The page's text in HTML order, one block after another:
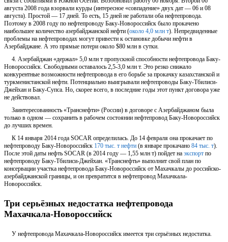
августа 2008 года взорвали курды (интересное «совпадение» двух дат — 06 и 08
августа). Простой — 17 дней. То есть, 15 дней не работали оба нефтепровода.
Поэтому в 2008 году по нефтепроводу Баку-Новороссийск было прокачено
наибольшее количество азербайджанской нефти (около 4,0 млн т). Непредвиденные
проблемы на нефтепроводах могут привести к остановке добычи нефти в
Азербайджане. А это прямые потери около $80 млн в сутки.
4. Азербайджан «держал» 5,0 млн т пропускной способности нефтепровода Баку-
Новороссийск. Свободными оставалось 2,5-3,0 млн т. Это резко снижало
конкурентные возможности нефтепровода в его борьбе за прокачку казахстанской и
туркменистанской нефти. Потенциально выигрывали нефтепроводы Баку-Тбилиси-
Джейхан и Баку-Супса. Но, скорее всего, в последние годы этот пункт договора уже
не действовал.
Заинтересованность «Транснефти» (России) в договоре с Азербайджаном была
только в одном — сохранить в рабочем состоянии нефтепровод Баку-Новороссийск
до лучших времен.
К 14 января 2014 года SOCAR определилась. До 14 февраля она прокачает по
нефтепроводу Баку-Новороссийск 170 тыс. т нефти (в январе прокачано 84 тыс. т).
После этой даты нефть SOCAR (в 2014 году — 1,55 млн т) пойдет на экспорт по
нефтепроводу Баку-Тбилиси-Джейхан. «Транснефть» выполнит свой план по
консервации участка нефтепровода Баку-Новороссийск от Махачкалы до российско-
азербайджанской границы, и он превратится в нефтепровод Махачкала-
Новороссийск.
Три серьёзных недостатка нефтепровода
Махачкала-Новороссийск
У нефтепровода Махачкала-Новороссийск имеется три серьёзных недостатка.